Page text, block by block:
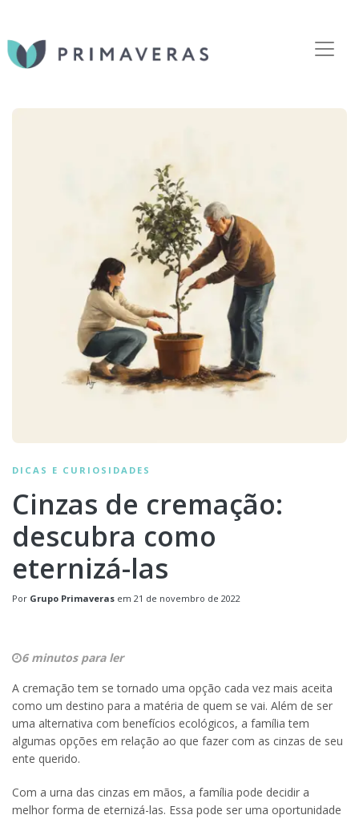
DICAS E CURIOSIDADES
Cinzas de cremação:
descubra como
eternizá-las
Por Grupo Primaveras em 21 de novembro de 2022
6 minutos para ler
A cremação tem se tornado uma opção cada vez mais aceita
como um destino para a matéria de quem se vai. Além de ser
uma alternativa com benefícios ecológicos, a família tem
algumas opções em relação ao que fazer com as cinzas de seu
ente querido.
Com a urna das cinzas em mãos, a família pode decidir a
melhor forma de eternizá-las. Essa pode ser uma oportunidade